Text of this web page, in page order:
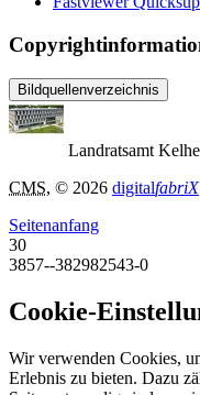
Bildquellenverzeichnis
Landratsamt
CMS, © 2026 digitalfabriX
Seitenanfang
30
3857--382982543-0
Cookie-
Wir verwenden Cookies,
Erlebnis zu bieten. Dazu